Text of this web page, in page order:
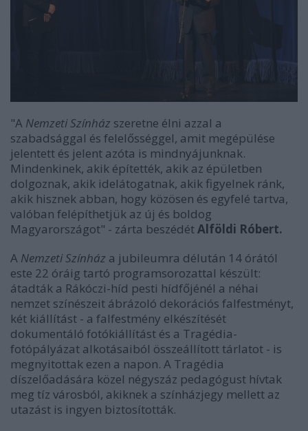
"A Nemzeti Színház szeretne élni azzal a
szabadsággal és felelősséggel, amit megépülése
jelentett és jelent azóta is mindnyájunknak.
Mindenkinek, akik építették, akik az épületben
dolgoznak, akik idelátogatnak, akik figyelnek ránk,
akik hisznek abban, hogy közösen és egyfelé tartva,
valóban felépíthetjük az új és boldog
Magyarországot" - zárta beszédétAlföldi Róbert.
A Nemzeti Színház a jubileumra délután 14 órától
este 22 óráig tartó programsorozattal készült:
átadták a Rákóczi-híd pesti hídfőjénél a néhai
nemzet színészeit ábrázoló dekorációs falfestményt,
két kiállítást - a falfestmény elkészítését
dokumentáló fotókiállítást és a Tragédia-
fotópályázat alkotásaiból összeállított tárlatot - is
megnyitottak ezen a napon. A Tragédia
díszelőadására közel négyszáz pedagógust hívtak
meg tíz városból, akiknek a színházjegy mellett az
utazást is ingyen biztosították.